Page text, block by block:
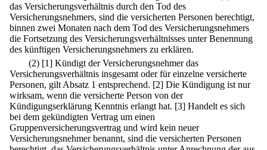
das Versicherungsverhältnis durch den Tod des
Versicherungsnehmers, sind die versicherten Personen berechtigt,
binnen zwei Monaten nach dem Tod des Versicherungsnehmers
die Fortsetzung des Versicherungsverhältnisses unter Benennung
des künftigen Versicherungsnehmers zu erklären.
(2) [1] Kündigt der Versicherungsnehmer das
Versicherungsverhältnis insgesamt oder für einzelne versicherte
Personen, gilt Absatz 1 entsprechend. [2] Die Kündigung ist nur
wirksam, wenn die versicherte Person von der
Kündigungserklärung Kenntnis erlangt hat. [3] Handelt es sich
bei dem gekündigten Vertrag um einen
Gruppenversicherungsvertrag und wird kein neuer
Versicherungsnehmer benannt, sind die versicherten Personen